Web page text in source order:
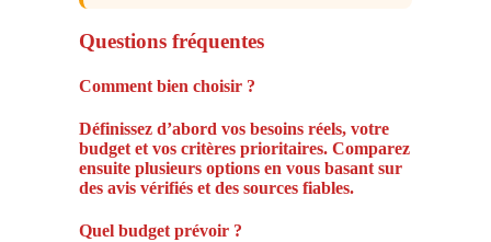
Questions fréquentes
Comment bien choisir ?
Définissez d’abord vos besoins réels, votre
budget et vos critères prioritaires. Comparez
ensuite plusieurs options en vous basant sur
des avis vérifiés et des sources fiables.
Quel budget prévoir ?